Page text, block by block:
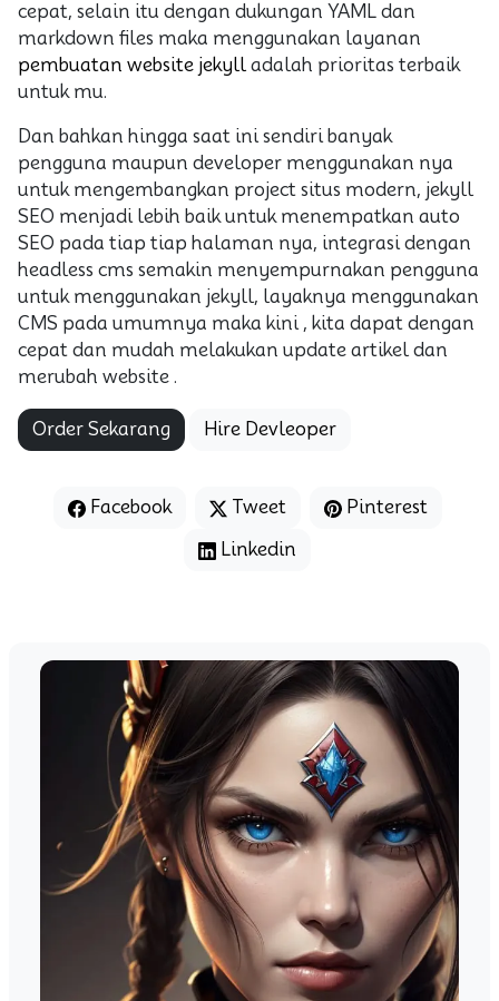
cepat, selain itu dengan dukungan YAML dan
markdown files maka menggunakan layanan
pembuatan website jekylladalah prioritas terbaik
untuk mu.
Dan bahkan hingga saat ini sendiri banyak
pengguna maupun developer menggunakan nya
untuk mengembangkan project situs modern, jekyll
SEO menjadi lebih baik untuk menempatkan auto
SEO pada tiap tiap halaman nya, integrasi dengan
headless cms semakin menyempurnakan pengguna
untuk menggunakan jekyll, layaknya menggunakan
CMS pada umumnya maka kini , kita dapat dengan
cepat dan mudah melakukan update artikel dan
merubah website .
Order Sekarang Hire Devleoper
Facebook Tweet
Pinterest
Linkedin